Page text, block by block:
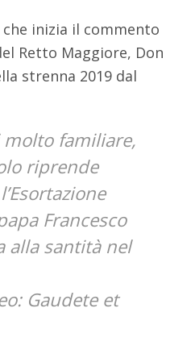
inizia il commento
Retto Maggiore, Don
strenna 2019 dal
familiare,
riprende
Francesco
alla santità nel
Gaudete et